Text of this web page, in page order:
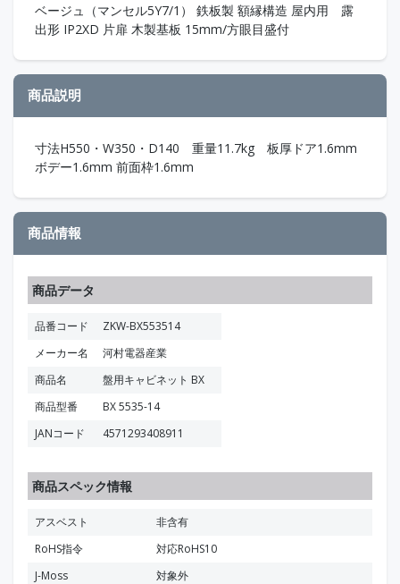
ベージュ（マンセル5Y7/1） 鉄板製 額縁構造 屋内用 露
出形 IP2XD 片扉 木製基板 15mm/方眼目盛付
商品説明
寸法H550・W350・D140 重量11.7kg 板厚ドア1.6mm
ボデー1.6mm 前面枠1.6mm
商品情報
商品データ
品番コード
ZKW-BX553514
メーカー名
河村電器産業
商品名
盤用キャビネット BX
商品型番
BX 5535-14
JANコード
4571293408911
商品スペック情報
アスベスト
非含有
RoHS指令
対応RoHS10
J-Moss
対象外